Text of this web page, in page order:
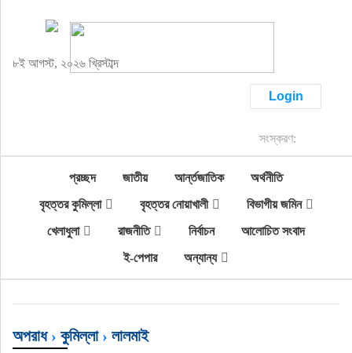
৮ই আগস্ট, ২০২৬ খ্রিস্টাব্দ
Login
সংস্করণ:
বৃহত্তর কুমিল্লা
বিভাগীয় জমিন
খেলাধুলা
প্রচ্ছদ জাতীয় আর্ন্তজাতিক
অর্থনীতি
বৃহত্তর কুমিল্লা
বৃহত্তর নোয়াখালী
বিভাগীয় জমিন
খেলাধুলা
রাজনীতি নির্বাচন
আলোচিত সংবাদ
ই-পেপার
অন্যান্য
অপরাধ› কুমিল্লা› লালমাই